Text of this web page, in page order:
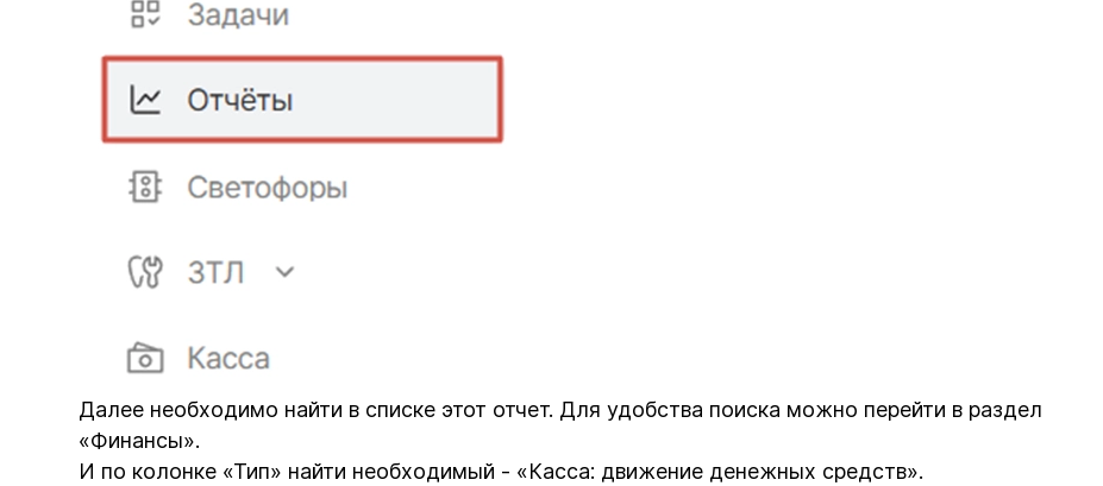
Далее необходимо найти в списке этот отчет. Для удобства поиска можно перейти в раздел
«Финансы».
И по колонке «Тип» найти необходимый - «Касса: движение денежных средств».